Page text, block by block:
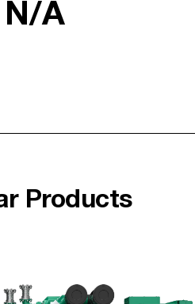
N/A
Products